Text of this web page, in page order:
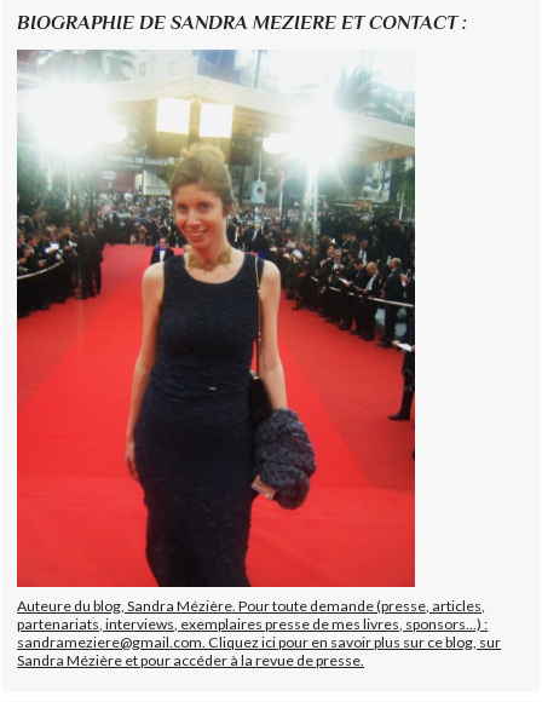
BIOGRAPHIE DE SANDRA MEZIERE ET CONTACT :
Auteure du blog, Sandra Mézière. Pour toute demande (presse, articles,
partenariats, interviews, exemplaires presse de mes livres, sponsors...) :
sandrameziere@gmail.com. Cliquez ici pour en savoir plus sur ce blog, sur
Sandra Mézière et pour accéder à la revue de presse.